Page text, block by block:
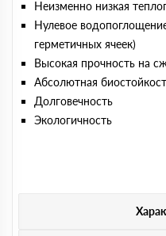
Неизменно низкая
Нулевое
герметичных ячеек)
Высокая прочность на
Абсолютная
Долговечность
Экологичность